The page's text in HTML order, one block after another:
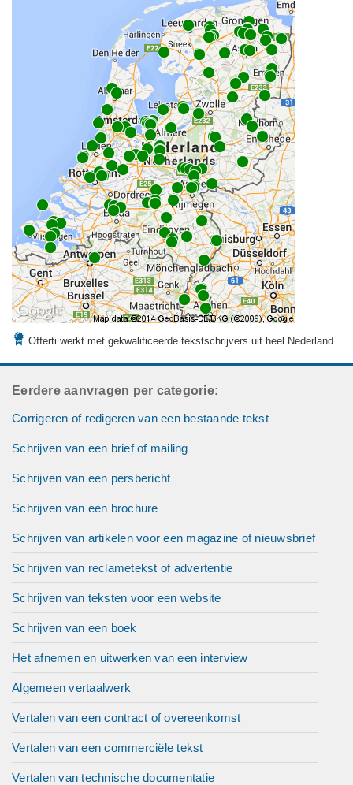
Offerti werkt met gekwalificeerde tekstschrijvers uit heel Nederland
Eerdere aanvragen per categorie:
Corrigeren of redigeren van een bestaande tekst
Schrijven van een brief of mailing
Schrijven van een persbericht
Schrijven van een brochure
Schrijven van artikelen voor een magazine of nieuwsbrief
Schrijven van reclametekst of advertentie
Schrijven van teksten voor een website
Schrijven van een boek
Het afnemen en uitwerken van een interview
Algemeen vertaalwerk
Vertalen van een contract of overeenkomst
Vertalen van een commerciële tekst
Vertalen van technische documentatie